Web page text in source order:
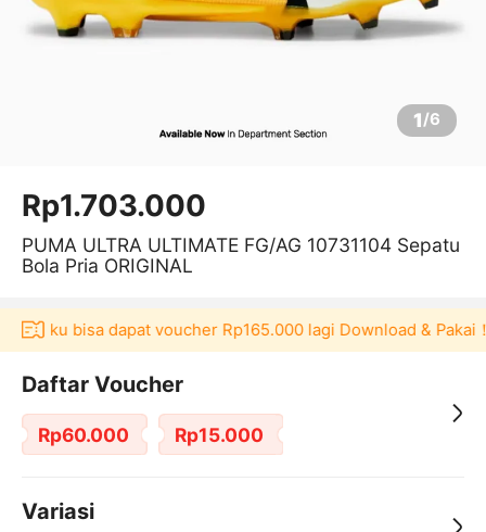
1/6
Rp1.703.000
PUMA ULTRA ULTIMATE FG/AG 10731104 Sepatu
Bola Pria ORIGINAL
bisa dapat voucher Rp165.000 lagi Download & Pakai！
Daftar Voucher
Rp60.000 Rp15.000
Variasi